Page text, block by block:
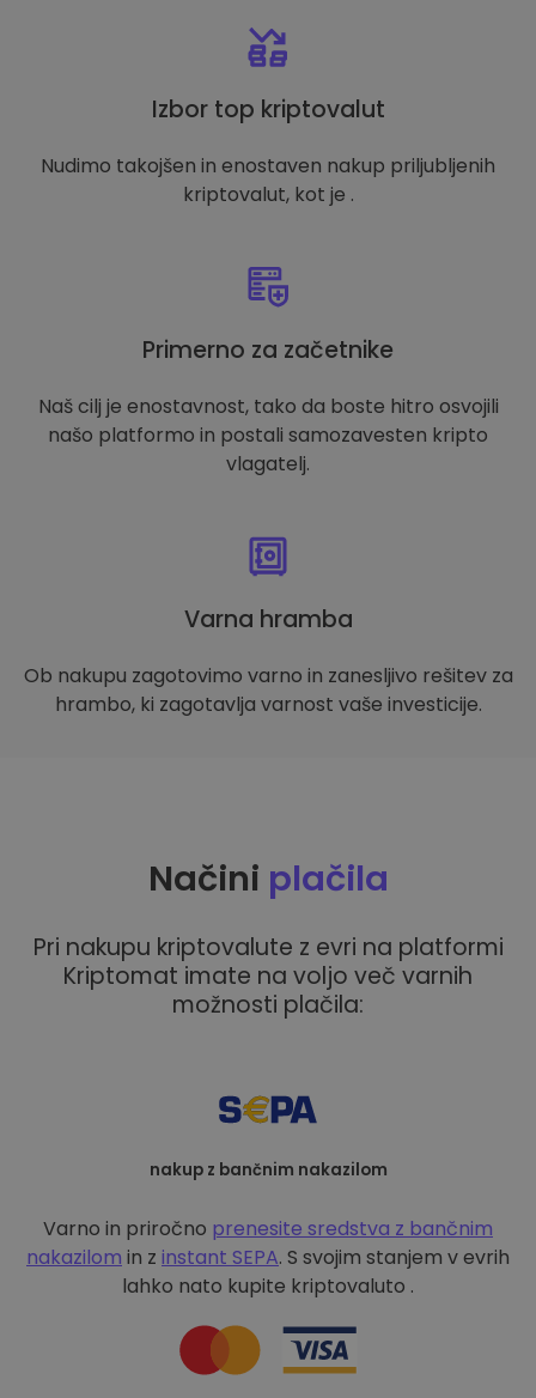
Izbor top kriptovalut
Nudimo takojšen in enostaven nakup priljubljenih
kriptovalut, kot je .
Primerno za začetnike
Naš cilj je enostavnost, tako da boste hitro osvojili
našo platformo in postali samozavesten kripto
vlagatelj.
Varna hramba
Ob nakupu zagotovimo varno in zanesljivo rešitev za
hrambo, ki zagotavlja varnost vaše investicije.
Načini plačila
Pri nakupu kriptovalute z evri na platformi
Kriptomat imate na voljo več varnih
možnosti plačila:
nakup z bančnim nakazilom
Varno in priročno prenesite sredstva z bančnim
nakazilom in z instant SEPA. S svojim stanjem v evrih
lahko nato kupite kriptovaluto .